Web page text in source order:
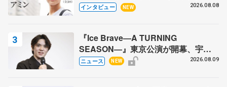
目スケーターの「今」に迫る
インタビュー NEW 2026.08.08
『Ice Brave―A TURNING
SEASON―』東京公演が開幕、宇野
昌磨の『Ice Brave』にかける思いを
ニュース NEW 2026.08.09